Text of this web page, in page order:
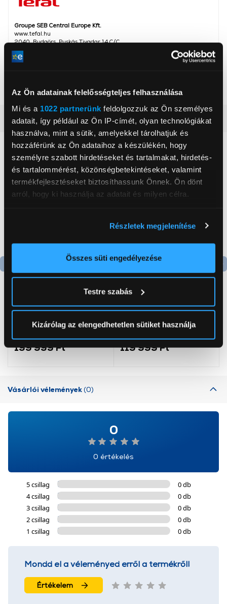
Az Ön adatainak felelősségteljes felhasználása
Mi és a 1022 partnerünk feldolgozzuk az Ön személyes
adatait, így például az Ön IP-címét, olyan technológiákat
használva, mint a sütik, amelyekkel tárolhatjuk és
hozzáférünk az Ön adataihoz a készülékén, hogy
személyre szabott hirdetéseket és tartalmakat, hirdetés-
és tartalommérést, közönségbetekintéseket, valamint
termékfejlesztéseket biztosíthassunk Önnek. Ön dönt
arról, hogy ki használja az adatait és milyen célra.
elhelyezkedéséről pár méteres pontossággal
Az Ön készülékén beazonosítása annak konkrét
módjairól és adja meg preferenciáit aRészletek
pontban. Bármikor módosíthatja vagy visszavonhatja a
Sütinyilatkozathoz való hozzájárulását.
cookie-k személyazonosítására nem alkalmasak,
használatával Ön elfogadja a cookie-k használatát.
Részletek megjelenítése
Összes süti engedélyezése
Testre szabás
Kizárólag az elengedhetetlen sütiket használja
Groupe SEB Central Europe Kft.
www.tefal.hu
2040, Budaörs, Puskás Tivadar 14 C/C
Főkapcsoló
Igen
Részletes ismertető
Neked ajánljuk
Termék adatlap
Gorenje NRS8182KX Side
by side hűtőszekrény
199 999 Ft
Termék adatlap
Gorenje RK4182PW4
Alulfagyasztós
119 999 Ft
Vásárlói vélemények(0)
0
0 értékelés
5 csillag
0 db
4 csillag
0 db
3 csillag
0 db
2 csillag
0 db
1 csillag
0 db
Mondd el a véleményed erről a termékről!
Értékelem